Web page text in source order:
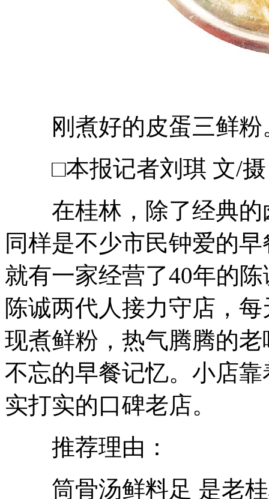
刚煮好的皮蛋三鲜粉
□本报记者刘琪 文/摄
在桂林，除了经典的
同样是不少市民钟爱的
就有一家经营了40年的
陈诚两代人接力守店，
现煮鲜粉，热气腾腾的
不忘的早餐记忆。小店
实打实的口碑老店。
推荐理由：
筒骨汤鲜料足 是老桂